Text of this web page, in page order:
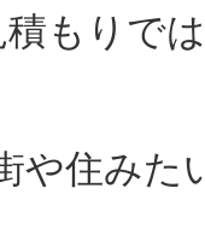
もりで
や住みた